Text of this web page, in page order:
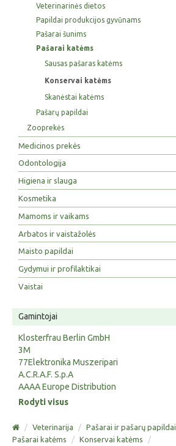
Veterinarinės dietos
Papildai produkcijos gyvūnams
Pašarai šunims
Pašarai katėms
Sausas pašaras katėms
Konservai katėms
Skanėstai katėms
Pašarų papildai
Zooprekės
Medicinos prekės
Odontologija
Higiena ir slauga
Kosmetika
Mamoms ir vaikams
Arbatos ir vaistažolės
Maisto papildai
Gydymui ir profilaktikai
Vaistai
Gamintojai
Klosterfrau Berlin GmbH
3M
77Elektronika Muszeripari
A.C.R.A.F. S.p.A
AAAA Europe Distribution
Rodyti visus
/ Veterinarija / Pašarai ir pašarų papildai
Pašarai katėms
/ Konservai katėms
/